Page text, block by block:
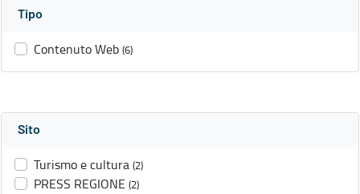
Tipo
Contenuto Web (6)
Sito
Turismo e cultura (2)
PRESS REGIONE (2)